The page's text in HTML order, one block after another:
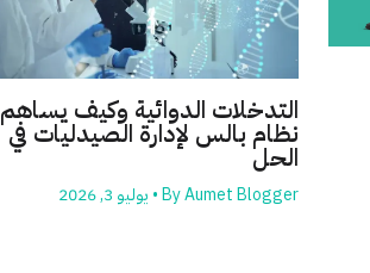
التدخلات الدوائية وكيف يساهم
نظام بالس لإدارة الصيدليات في
الحل
ByAumet Blogger
• يوليو 3, 2026